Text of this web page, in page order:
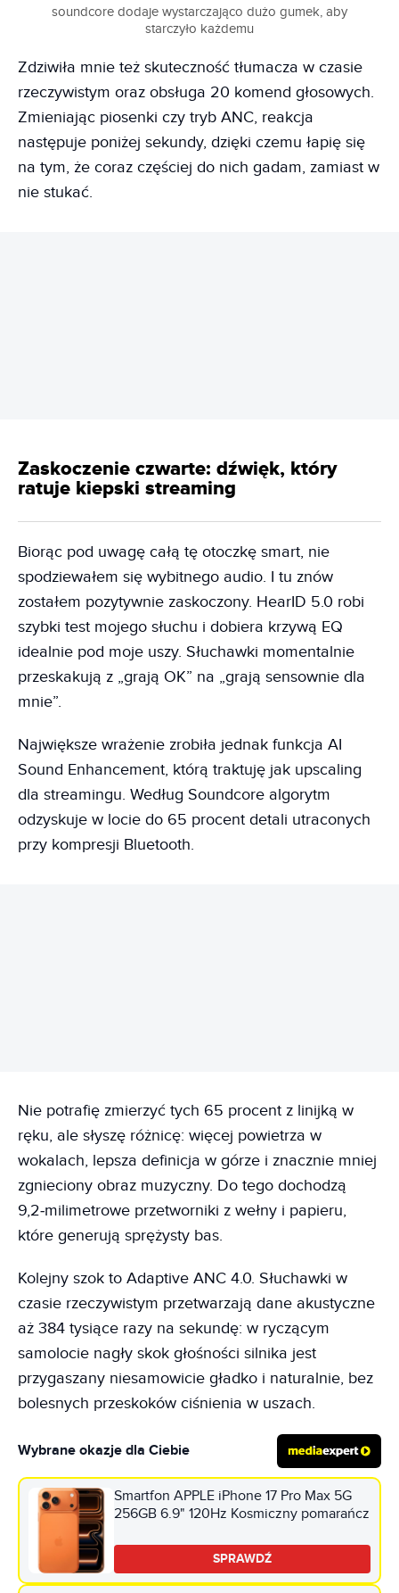
soundcore dodaje wystarczająco dużo gumek, aby
starczyło każdemu
Zdziwiła mnie też skuteczność tłumacza w czasie
rzeczywistym oraz obsługa 20 komend głosowych.
Zmieniając piosenki czy tryb ANC, reakcja
następuje poniżej sekundy, dzięki czemu łapię się
na tym, że coraz częściej do nich gadam, zamiast w
nie stukać.
Zaskoczenie czwarte: dźwięk, który
ratuje kiepski streaming
Biorąc pod uwagę całą tę otoczkę smart, nie
spodziewałem się wybitnego audio. I tu znów
zostałem pozytywnie zaskoczony. HearID 5.0 robi
szybki test mojego słuchu i dobiera krzywą EQ
idealnie pod moje uszy. Słuchawki momentalnie
przeskakują z „grają OK” na „grają sensownie dla
mnie”.
Największe wrażenie zrobiła jednak funkcja AI
Sound Enhancement, którą traktuję jak upscaling
dla streamingu. Według Soundcore algorytm
odzyskuje w locie do 65 procent detali utraconych
przy kompresji Bluetooth.
Nie potrafię zmierzyć tych 65 procent z linijką w
ręku, ale słyszę różnicę: więcej powietrza w
wokalach, lepsza definicja w górze i znacznie mniej
zgnieciony obraz muzyczny. Do tego dochodzą
9,2‑milimetrowe przetworniki z wełny i papieru,
które generują sprężysty bas.
Kolejny szok to Adaptive ANC 4.0. Słuchawki w
czasie rzeczywistym przetwarzają dane akustyczne
aż 384 tysiące razy na sekundę: w ryczącym
samolocie nagły skok głośności silnika jest
przygaszany niesamowicie gładko i naturalnie, bez
bolesnych przeskoków ciśnienia w uszach.
Wybrane okazje dla Ciebie
Smartfon APPLE iPhone 17 Pro Max 5G
256GB 6.9" 120Hz Kosmiczny pomarańcz
SPRAWDŹ